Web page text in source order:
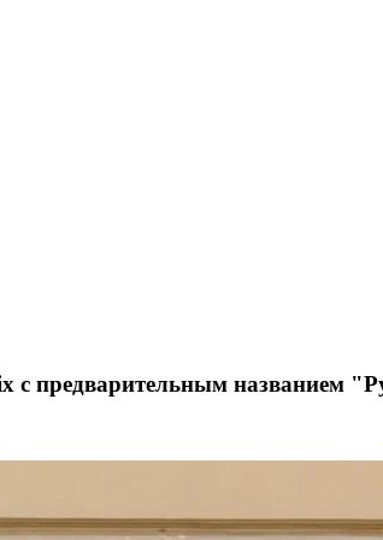
с предварительным названием